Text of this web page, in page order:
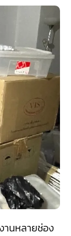
นหลายช่อง